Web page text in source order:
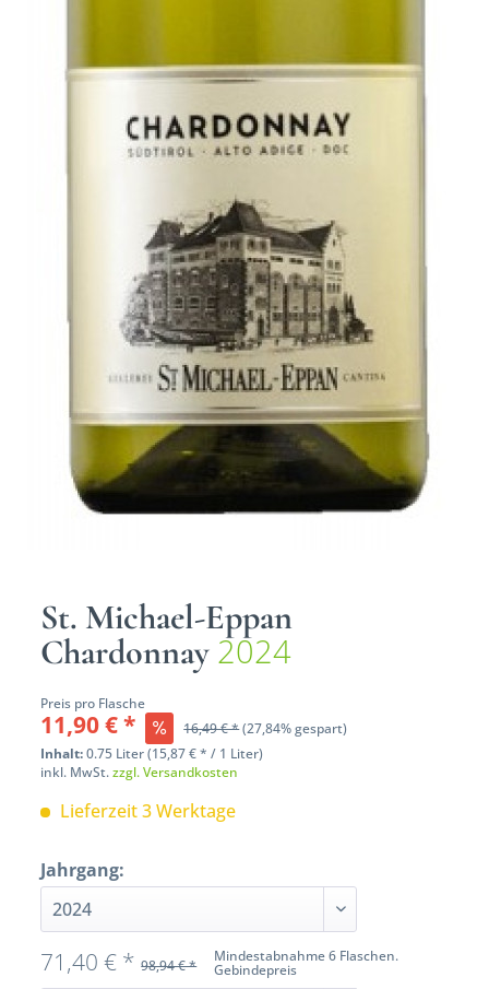
St. Michael-Eppan
Chardonnay 2024
Preis pro Flasche
11,90 € * 16,49 € *(27,84% gespart)
Inhalt:0.75 Liter (15,87 € * / 1 Liter)
inkl. MwSt.zzgl. Versandkosten
Lieferzeit 3 Werktage
Jahrgang:
Mindestabnahme 6 Flaschen.
Gebindepreis
71,40 € * 98,94 € *